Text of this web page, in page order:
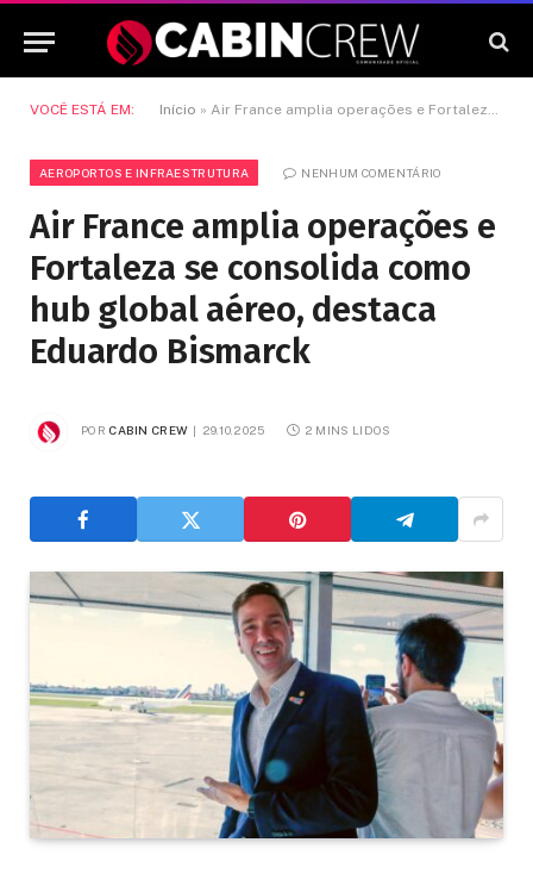
VOCÊ ESTÁ EM: Início » Air France amplia operações e Fortaleza se consolida como hub global aéreo, destaca Eduardo Bismarck
AEROPORTOS E INFRAESTRUTURA NENHUM COMENTÁRIO
Air France amplia operações e
Fortaleza se consolida como
hub global aéreo, destaca
Eduardo Bismarck
POR CABIN CREW 29.10.2025 2 MINS LIDOS